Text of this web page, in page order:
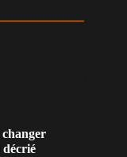
décrié